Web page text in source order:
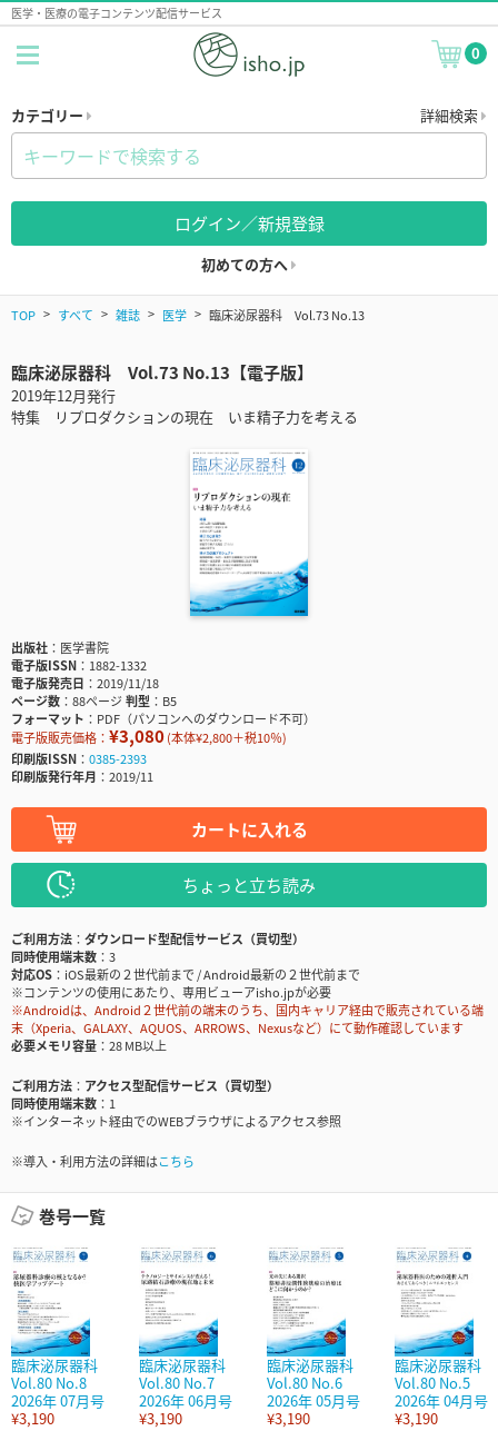
医学・医療の電子コンテンツ配信サービス
0
カテゴリー 詳細検索
ログイン／新規登録
初めての方へ
TOP すべて 雑誌 医学 臨床泌尿器科 Vol.73 No.13
臨床泌尿器科 Vol.73 No.13【電子版】
2019年12月発行
特集 リプロダクションの現在 いま精子力を考える
出版社
医学書院
電子版ISSN
1882-1332
電子版発売日
2019/11/18
ページ数
88ページ判型
B5
フォーマット
PDF（パソコンへのダウンロード不可）
電子版販売価格： ¥3,080(本体¥2,800＋税10％)
印刷版ISSN
0385-2393
印刷版発行年月
2019/11
カートに入れる
ちょっと立ち読み
ご利用方法
ダウンロード型配信サービス（買切型）
同時使用端末数
3
対応OS
iOS最新の２世代前まで / Android最新の２世代前まで
※コンテンツの使用にあたり、専用ビューアisho.jpが必要
※Androidは、Android２世代前の端末のうち、国内キャリア経由で販売されている端
末（Xperia、GALAXY、AQUOS、ARROWS、Nexusなど）にて動作確認しています
必要メモリ容量
28 MB以上
ご利用方法
アクセス型配信サービス（買切型）
同時使用端末数
1
※インターネット経由でのWEBブラウザによるアクセス参照
※導入・利用方法の詳細はこちら
巻号一覧
臨床泌尿器科
Vol.80 No.8
2026年 07月号
¥3,190
臨床泌尿器科
Vol.80 No.7
2026年 06月号
¥3,190
臨床泌尿器科
Vol.80 No.6
2026年 05月号
¥3,190
臨床泌尿器科
Vol.80 No.5
2026年 04月号
¥3,190